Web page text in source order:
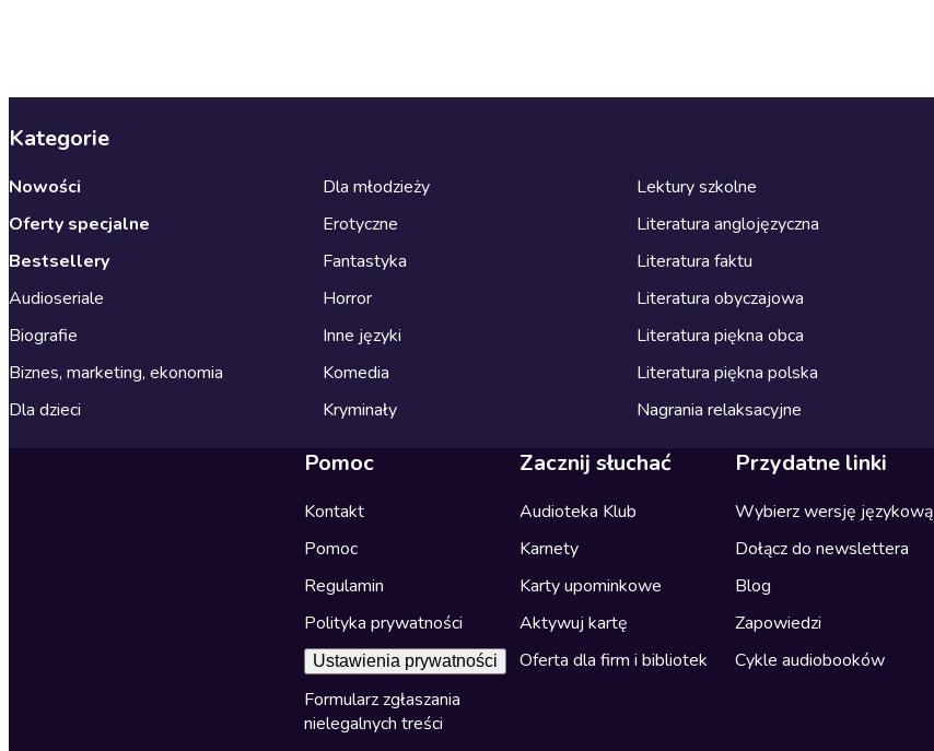
Kategorie
Nowości
Oferty specjalne
Bestsellery
Audioseriale
Biografie
Biznes, marketing, ekonomia
Dla dzieci
Dla młodzieży
Erotyczne
Fantastyka
Horror
Inne języki
Komedia
Kryminały
Lektury szkolne
Literatura anglojęzyczna
Literatura faktu
Literatura obyczajowa
Literatura piękna obca
Literatura piękna polska
Nagrania relaksacyjne
Pomoc
Kontakt
Pomoc
Regulamin
Polityka prywatności
Ustawienia prywatności
Formularz zgłaszania
nielegalnych treści
Zacznij słuchać
Audioteka Klub
Karnety
Karty upominkowe
Aktywuj kartę
Oferta dla firm i bibliotek
Przydatne linki
Wybierz wersję językową
Dołącz do newslettera
Blog
Zapowiedzi
Cykle audiobooków